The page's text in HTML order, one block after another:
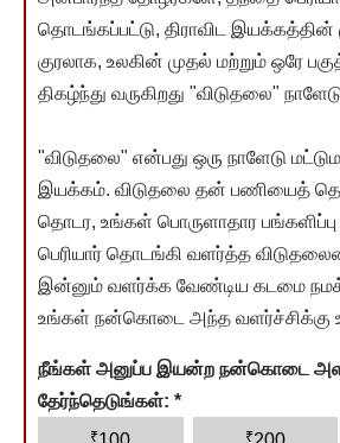
தொடங்கப்பட்டு, திராவிட
குரலாக, உலகின் முதல் மற்றும் ஒரே
திகழ்ந்து வருகிறது "விடுதலை"
"விடுதலை" என்பது ஒரு நாளேடு
இயக்கம். விடுதலை தன் பணியைத்
தொடர, உங்கள் பொருளாதார
பெரியார் தொடங்கி வளர்த்த
இன்னும் வளர்க்க வேண்டிய கடமை
உங்கள் நன்கொடை அந்த வளர்ச்சிக்கு
நீங்கள் அனுப்ப இயன்ற நன்கொடை
தேர்ந்தெடுங்கள்: *
₹ ₹